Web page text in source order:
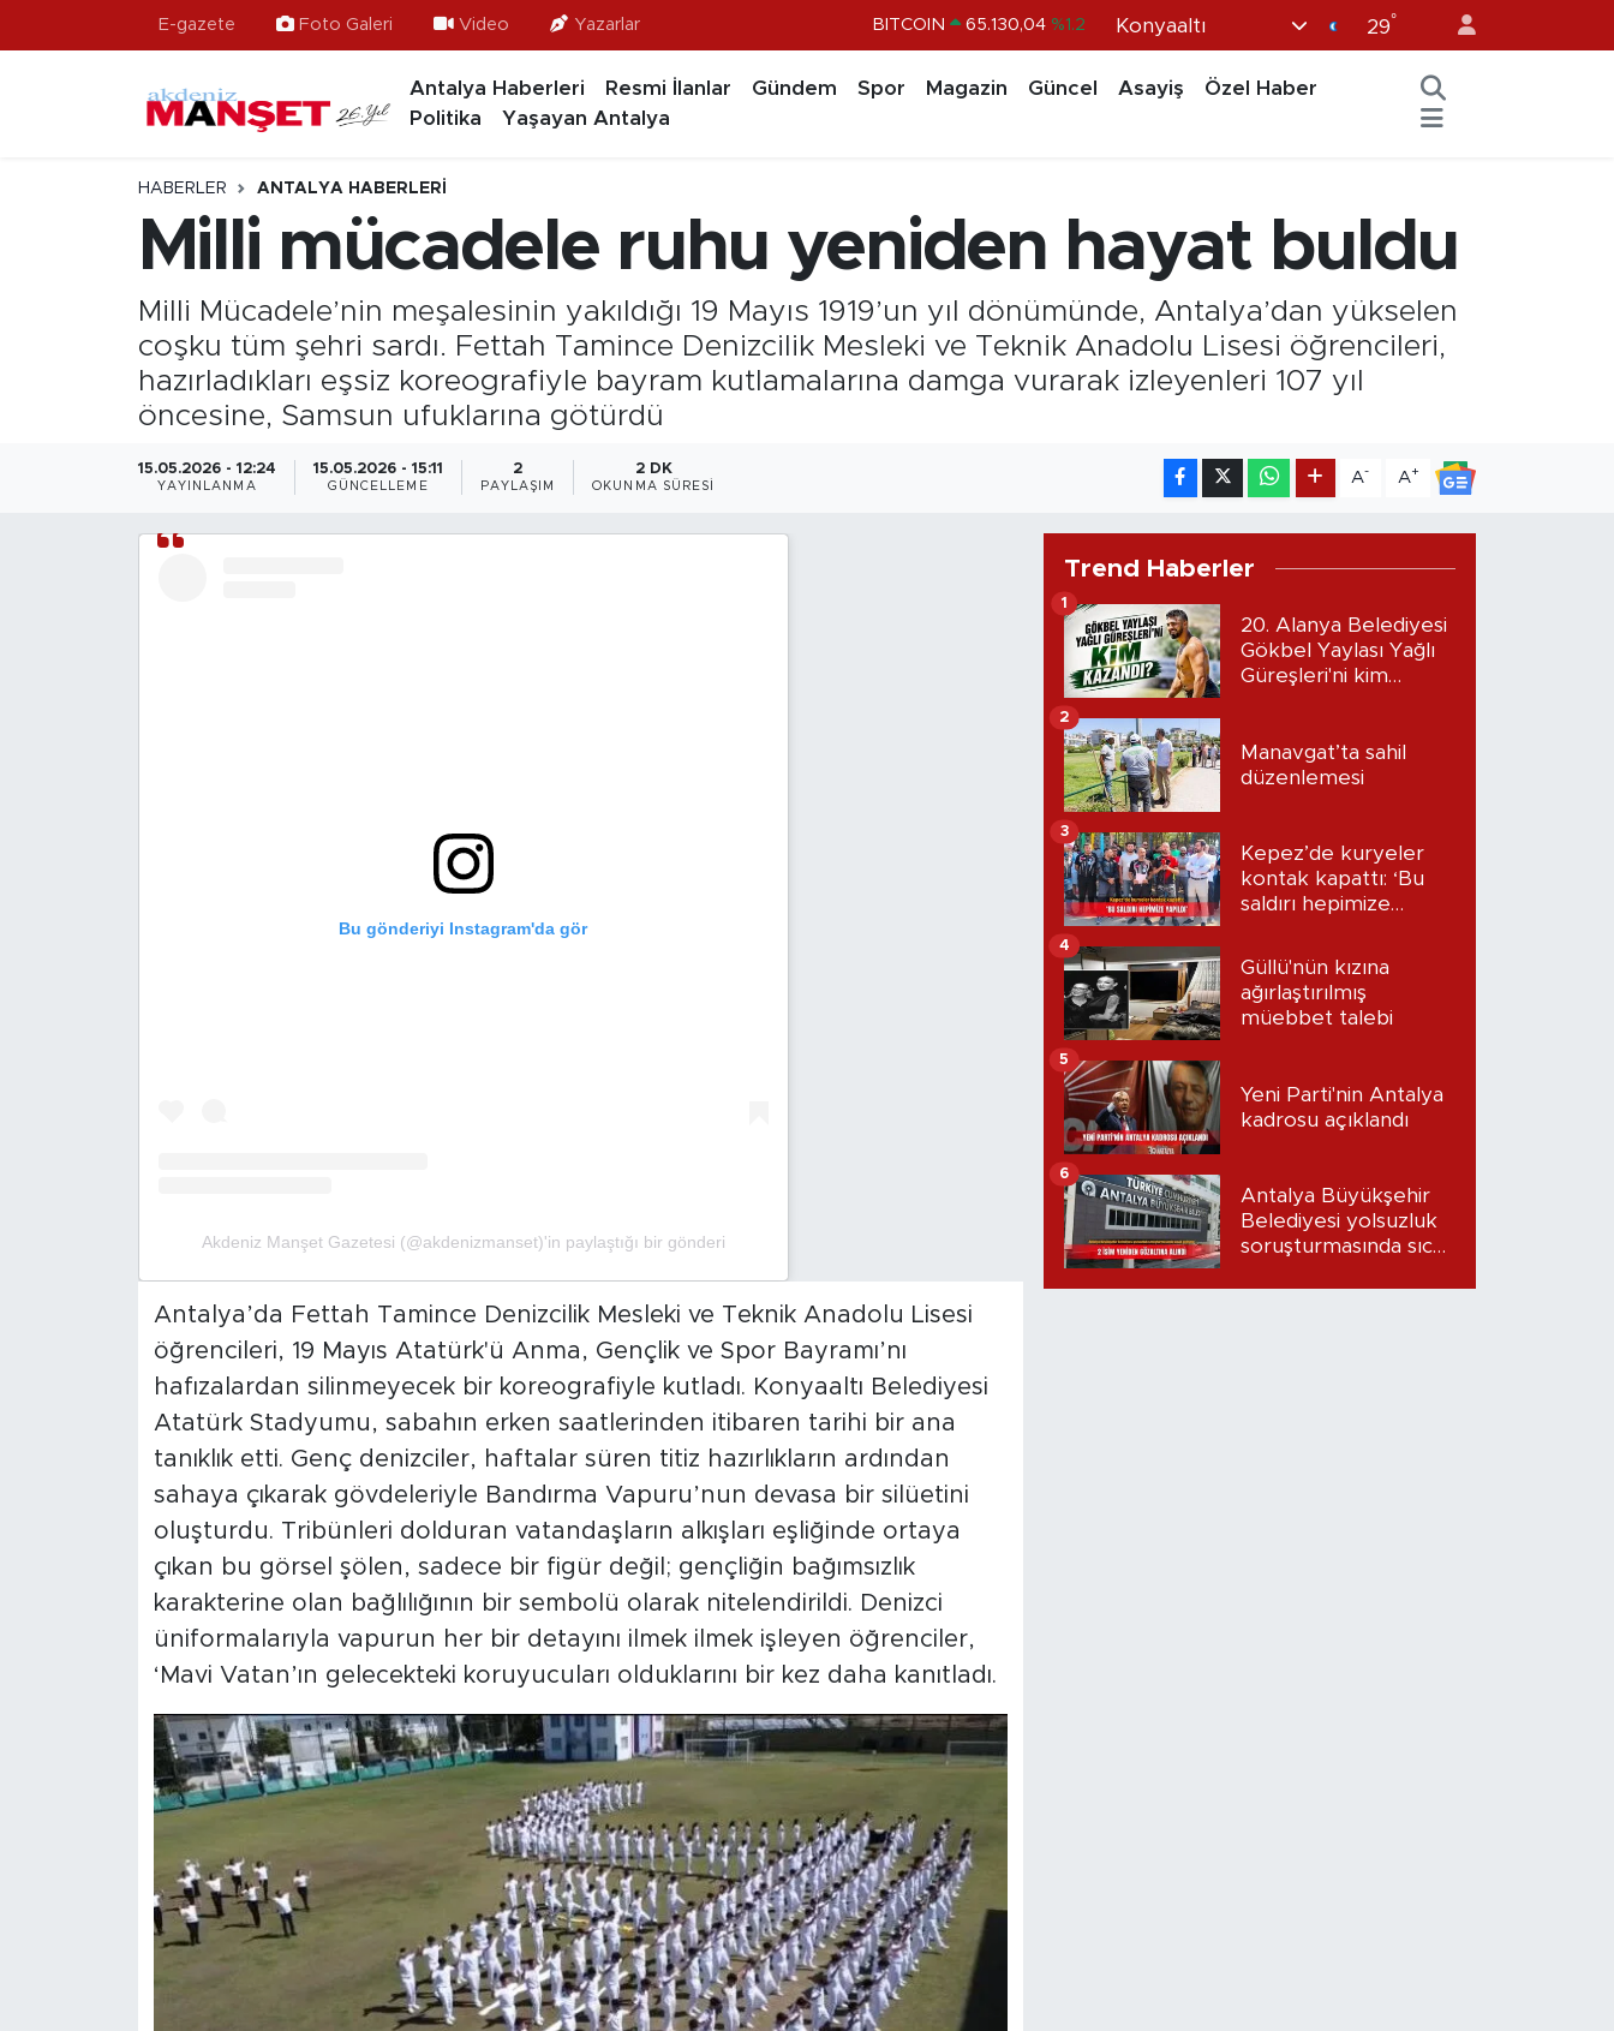
E-gazete Foto Galeri Video Yazarlar DOLAR 47,7436 %0.18
BITCOIN 65.130,04 %1.2
Konyaaltı 29°
Antalya Haberleri Resmi İlanlar Gündem Spor Magazin Güncel Asayiş
Özel Haber
Politika
Yaşayan Antalya
HABERLER ANTALYA HABERLERI
Milli mücadele ruhu yeniden hayat buldu
Milli Mücadele’nin meşalesinin yakıldığı 19 Mayıs 1919’un yıl dönümünde, Antalya’dan yükselen
coşku tüm şehri sardı. Fettah Tamince Denizcilik Mesleki ve Teknik Anadolu Lisesi öğrencileri,
hazırladıkları eşsiz koreografiyle bayram kutlamalarına damga vurarak izleyenleri 107 yıl
öncesine, Samsun ufuklarına götürdü
15.05.2026 - 12:24
YAYINLANMA
15.05.2026 - 15:11
GÜNCELLEME
2
PAYLAŞIM
2 DK
OKUNMA SÜRESI
A- A+
Bu gönderiyi Instagram'da gör
Akdeniz Manşet Gazetesi (@akdenizmanset)'in paylaştığı bir gönderi
Antalya’da Fettah Tamince Denizcilik Mesleki ve Teknik Anadolu Lisesi
öğrencileri, 19 Mayıs Atatürk'ü Anma, Gençlik ve Spor Bayramı’nı
hafızalardan silinmeyecek bir koreografiyle kutladı. Konyaaltı Belediyesi
Atatürk Stadyumu, sabahın erken saatlerinden itibaren tarihi bir ana
tanıklık etti. Genç denizciler, haftalar süren titiz hazırlıkların ardından
sahaya çıkarak gövdeleriyle Bandırma Vapuru’nun devasa bir silüetini
oluşturdu. Tribünleri dolduran vatandaşların alkışları eşliğinde ortaya
çıkan bu görsel şölen, sadece bir figür değil; gençliğin bağımsızlık
karakterine olan bağlılığının bir sembolü olarak nitelendirildi. Denizci
üniformalarıyla vapurun her bir detayını ilmek ilmek işleyen öğrenciler,
‘Mavi Vatan’ın gelecekteki koruyucuları olduklarını bir kez daha kanıtladı.
Trend Haberler
20. Alanya Belediyesi
Gökbel Yaylası Yağlı
Güreşleri'ni kim
1
Manavgat’ta sahil
düzenlemesi
2
Kepez’de kuryeler
kontak kapattı: ‘Bu
saldırı hepimize
3
Güllü'nün kızına
ağırlaştırılmış
müebbet talebi
4
Yeni Parti'nin Antalya
kadrosu açıklandı
5
Antalya Büyükşehir
Belediyesi yolsuzluk
soruşturmasında sıcak
6
Ekonomi
Gündem
Antalya Nöbetçi Eczaneler
Antalya Namaz Vakitleri
Antalya Trafik Yoğunluk Haritası
Süper Lig Puan Durumu ve Fikstür
Tüm Manşetler
Son Dakika Haberleri